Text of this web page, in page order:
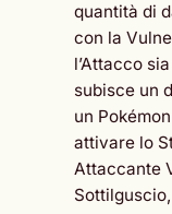
quantità di
con la
l’Attacco
subisce un
un
attivare lo
Attaccante